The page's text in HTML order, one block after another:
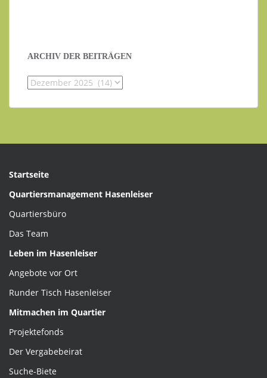
ARCHIV DER BEITRÄGEN
Startseite
Quartiersmanagement Hasenleiser
Quartiersbüro
Das Team
Leben im Hasenleiser
Angebote vor Ort
Runder Tisch Hasenleiser
Mitmachen im Quartier
Projektefonds
Der Vergabebeirat
Suche-Biete